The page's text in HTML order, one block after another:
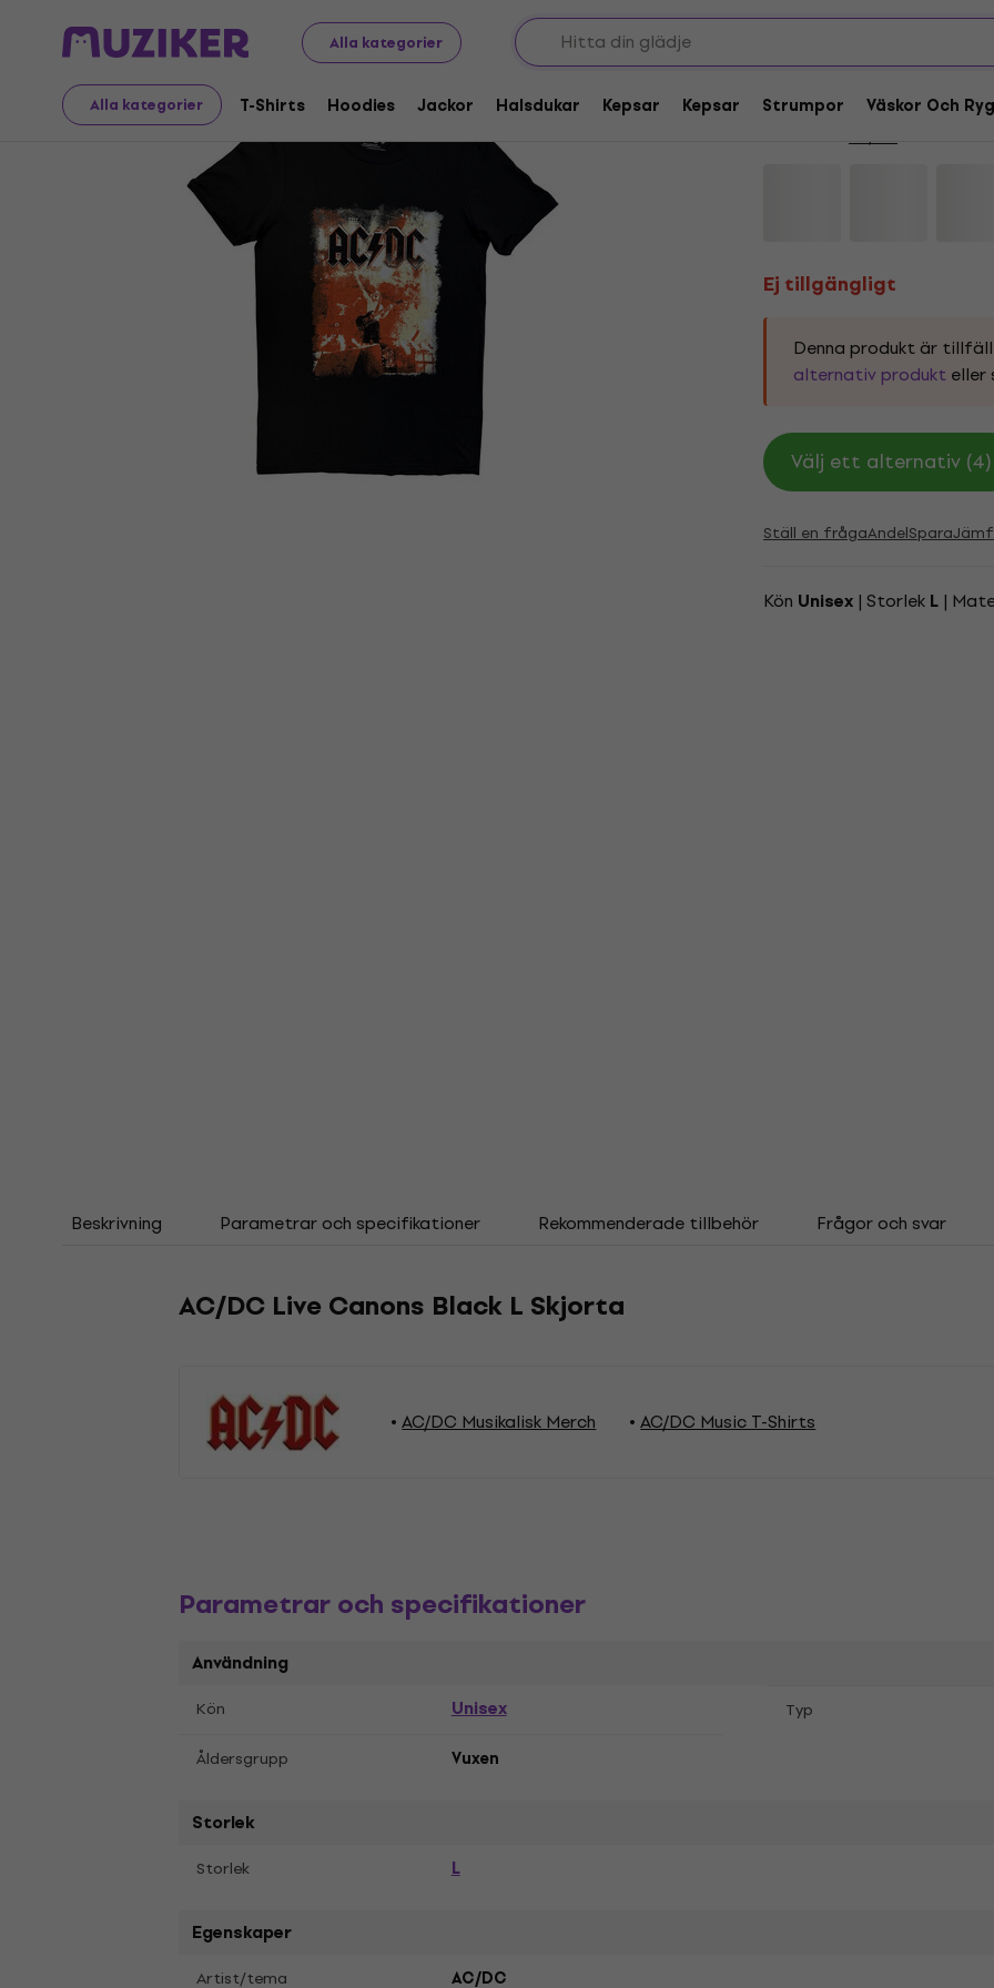
Alla kategorier
Alla kategorier T-Shirts Hoodies Jackor Halsdukar Kepsar Kepsar Strumpor Väskor Och
Merch Musikalisk Merch
T-Shirts
Ej tillgängligt
AC/DC Live Canons
AC/DC
Ej tillgängligt
Denna produkt är
alternativ produkt eller
Välj ett alternativ (4)
Ställ en frågaAndelSpara
Kön Unisex | Storlek L |
Beskrivning Parametrar och specifikationer Rekommenderade tillbehör Frågor och svar
AC/DC Live Canons Black L Skjorta
AC/DC Musikalisk Merch AC/DC Music T-Shirts
Parametrar och specifikationer
Användning
Kön Unisex
Typ
Åldersgrupp
Vuxen
Storlek
Storlek L
Egenskaper
Artist/tema AC/DC